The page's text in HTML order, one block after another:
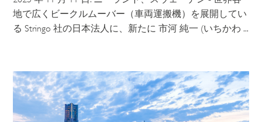
地で広くビークルムーバー（車両運搬機）を展開してい
る Stringo 社の日本法人に、新たに 市河 純一 (いちかわ ...